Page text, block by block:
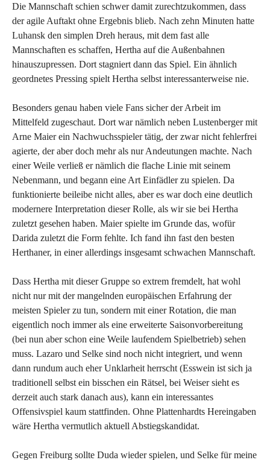
Die Mannschaft schien schwer damit zurechtzukommen, dass
der agile Auftakt ohne Ergebnis blieb. Nach zehn Minuten hatte
Luhansk den simplen Dreh heraus, mit dem fast alle
Mannschaften es schaffen, Hertha auf die Außenbahnen
hinauszupressen. Dort stagniert dann das Spiel. Ein ähnlich
geordnetes Pressing spielt Hertha selbst interessanterweise nie.
Besonders genau haben viele Fans sicher der Arbeit im
Mittelfeld zugeschaut. Dort war nämlich neben Lustenberger mit
Arne Maier ein Nachwuchsspieler tätig, der zwar nicht fehlerfrei
agierte, der aber doch mehr als nur Andeutungen machte. Nach
einer Weile verließ er nämlich die flache Linie mit seinem
Nebenmann, und begann eine Art Einfädler zu spielen. Da
funktionierte beileibe nicht alles, aber es war doch eine deutlich
modernere Interpretation dieser Rolle, als wir sie bei Hertha
zuletzt gesehen haben. Maier spielte im Grunde das, wofür
Darida zuletzt die Form fehlte. Ich fand ihn fast den besten
Herthaner, in einer allerdings insgesamt schwachen Mannschaft.
Dass Hertha mit dieser Gruppe so extrem fremdelt, hat wohl
nicht nur mit der mangelnden europäischen Erfahrung der
meisten Spieler zu tun, sondern mit einer Rotation, die man
eigentlich noch immer als eine erweiterte Saisonvorbereitung
(bei nun aber schon eine Weile laufendem Spielbetrieb) sehen
muss. Lazaro und Selke sind noch nicht integriert, und wenn
dann rundum auch eher Unklarheit herrscht (Esswein ist sich ja
traditionell selbst ein bisschen ein Rätsel, bei Weiser sieht es
derzeit auch stark danach aus), kann ein interessantes
Offensivspiel kaum stattfinden. Ohne Plattenhardts Hereingaben
wäre Hertha vermutlich aktuell Abstiegskandidat.
Gegen Freiburg sollte Duda wieder spielen, und Selke für meine